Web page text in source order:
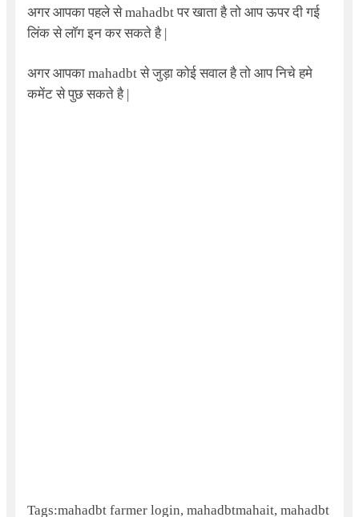
अगर आपका पहले से mahadbt पर खाता है तो आप ऊपर दी गई
लिंक से लॉग इन कर सकते है |
अगर आपका mahadbt से जुड़ा कोई सवाल है तो आप निचे हमे
कमेंट से पुछ सकते है |
Tags:mahadbt farmer login, mahadbtmahait, mahadbt